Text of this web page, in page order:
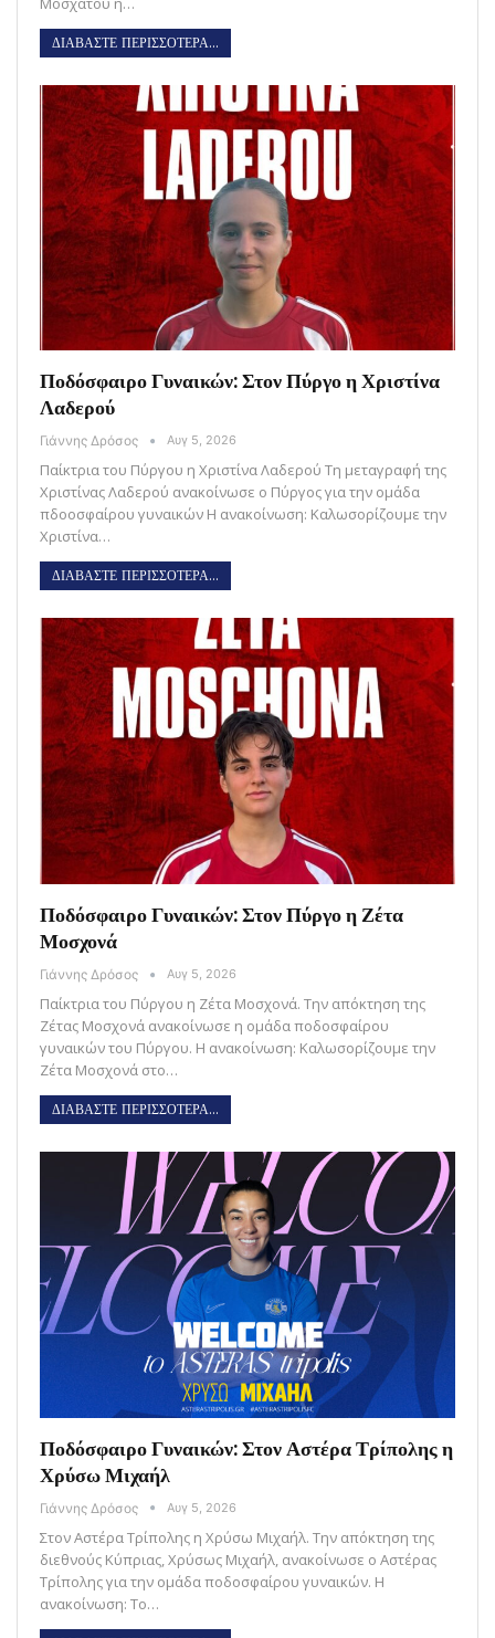
ΔΙΑΒΑΣΤΕ ΠΕΡΙΣΣΟΤΕΡΑ...
Ποδόσφαιρο Γυναικών: Στον Πύργο η Χριστίνα
Λαδερού
Γιάννης Δρόσος Αυγ 5, 2026
Παίκτρια του Πύργου η Χριστίνα Λαδερού Τη μεταγραφή της
Χριστίνας Λαδερού ανακοίνωσε ο Πύργος για την ομάδα
πδοοσφαίρου γυναικών Η ανακοίνωση: Καλωσορίζουμε την
Χριστίνα…
ΔΙΑΒΑΣΤΕ ΠΕΡΙΣΣΟΤΕΡΑ...
Ποδόσφαιρο Γυναικών: Στον Πύργο η Ζέτα
Μοσχονά
Γιάννης Δρόσος Αυγ 5, 2026
Παίκτρια του Πύργου η Ζέτα Μοσχονά. Την απόκτηση της
Ζέτας Μοσχονά ανακοίνωσε η ομάδα ποδοσφαίρου
γυναικών του Πύργου. Η ανακοίνωση: Καλωσορίζουμε την
Ζέτα Μοσχονά στο…
ΔΙΑΒΑΣΤΕ ΠΕΡΙΣΣΟΤΕΡΑ...
Ποδόσφαιρο Γυναικών: Στον Αστέρα Τρίπολης η
Χρύσω Μιχαήλ
Γιάννης Δρόσος Αυγ 5, 2026
Στον Αστέρα Τρίπολης η Χρύσω Μιχαήλ. Την απόκτηση της
διεθνούς Κύπριας, Χρύσως Μιχαήλ, ανακοίνωσε ο Αστέρας
Τρίπολης για την ομάδα ποδοσφαίρου γυναικών. Η
ανακοίνωση: Το…